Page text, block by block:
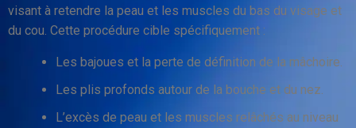
visant à retendre la peau et les muscles du bas du visage et
du cou. Cette procédure cible spécifiquement :
Les bajoues et la perte de définition de la mâchoire.
Les plis profonds autour de la bouche et du nez.
L’excès de peau et les muscles relâchés au niveau